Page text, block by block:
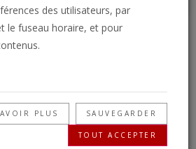
29
2025
nouvelles de demain,
des utilisateurs, par
le fuseau horaire, et pour
PLUS SAUVEGARDER
TOUT ACCEPTER